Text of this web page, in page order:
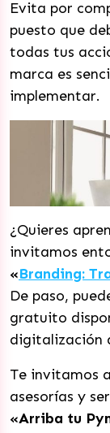
Evita por
puesto que
todas tus
marca es
implementar.
¿Quieres
invitamos
«Branding:
De paso,
gratuito
digitalización
Te invitamos
asesorías y
«Arriba tu